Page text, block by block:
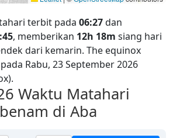
terbit pada 06:27dan
, memberikan 12h 18m siang hari
dari kemarin. The equinox
Rabu, 23 September 2026
Waktu Matahari
di Aba